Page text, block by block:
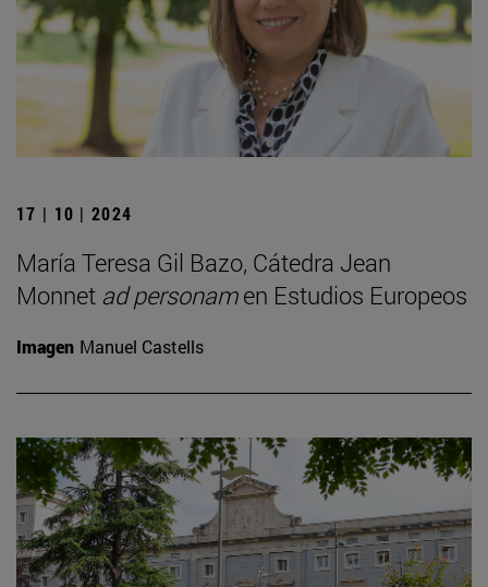
17 | 10 | 2024
María Teresa Gil Bazo, Cátedra Jean
Monnet ad personamen Estudios Europeos
Imagen Manuel Castells